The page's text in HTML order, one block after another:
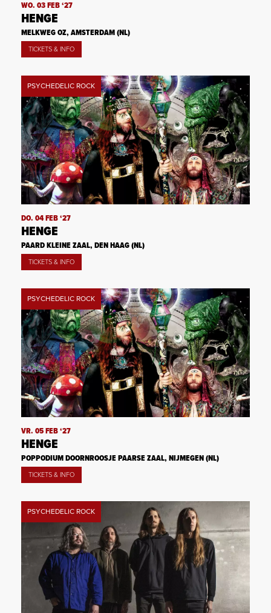
WO. 03 FEB ‘27
HENGE
MELKWEG OZ, AMSTERDAM (NL)
TICKETS & INFO
PSYCHEDELIC ROCK
DO. 04 FEB ‘27
HENGE
PAARD KLEINE ZAAL, DEN HAAG (NL)
TICKETS & INFO
PSYCHEDELIC ROCK
VR. 05 FEB ‘27
HENGE
POPPODIUM DOORNROOSJE PAARSE ZAAL, NIJMEGEN (NL)
TICKETS & INFO
PSYCHEDELIC ROCK